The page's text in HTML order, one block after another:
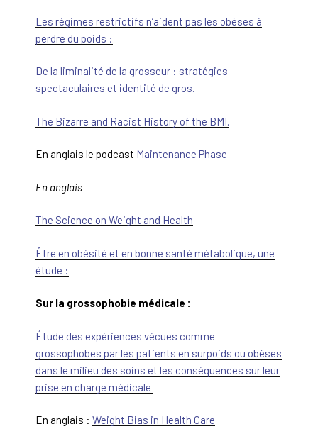
Les régimes restrictifs n’aident pas les obèses à
perdre du poids :
De la liminalité de la grosseur : stratégies
spectaculaires et identité de gros.
The Bizarre and Racist History of the BMI.
En anglais le podcast Maintenance Phase
En anglais
The Science on Weight and Health
Être en obésité et en bonne santé métabolique, une
étude :
Sur la grossophobie médicale :
Étude des expériences vécues comme
grossophobes par les patients en surpoids ou obèses
dans le milieu des soins et les conséquences sur leur
prise en charge médicale
En anglais : Weight Bias in Health Care